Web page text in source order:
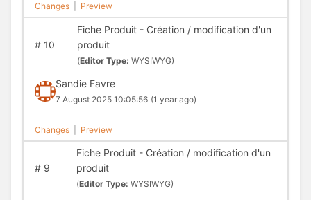
Changes Preview
#10
Fiche Produit - Création / modification d'un
produit
(Editor Type: WYSIWYG)
Sandie Favre
7 August 2025 10:05:56 (1 year ago)
Changes Preview
#9
Fiche Produit - Création / modification d'un
produit
(Editor Type: WYSIWYG)